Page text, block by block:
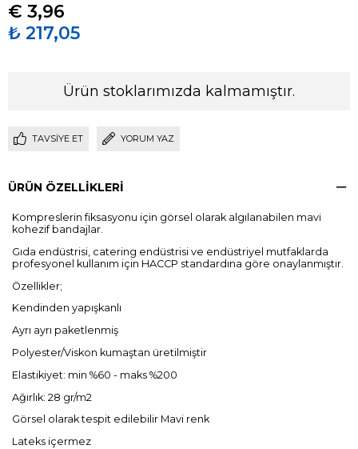
€ 3,96
₺ 217,05
Ürün stoklarımızda kalmamıştır.
TAVSIYE ET YORUM YAZ
ÜRÜN ÖZELLIKLERI
Kompreslerin fiksasyonu için görsel olarak algılanabilen mavi
kohezif bandajlar.
Gıda endüstrisi, catering endüstrisi ve endüstriyel mutfaklarda
profesyonel kullanım için HACCP standardına göre onaylanmıştır.
Özellikler;
Kendinden yapışkanlı
Ayrı ayrı paketlenmiş
Polyester/Viskon kumaştan üretilmiştir
Elastikiyet: min %60 - maks %200
Ağırlık: 28 gr/m2
Görsel olarak tespit edilebilir Mavi renk
Lateks içermez